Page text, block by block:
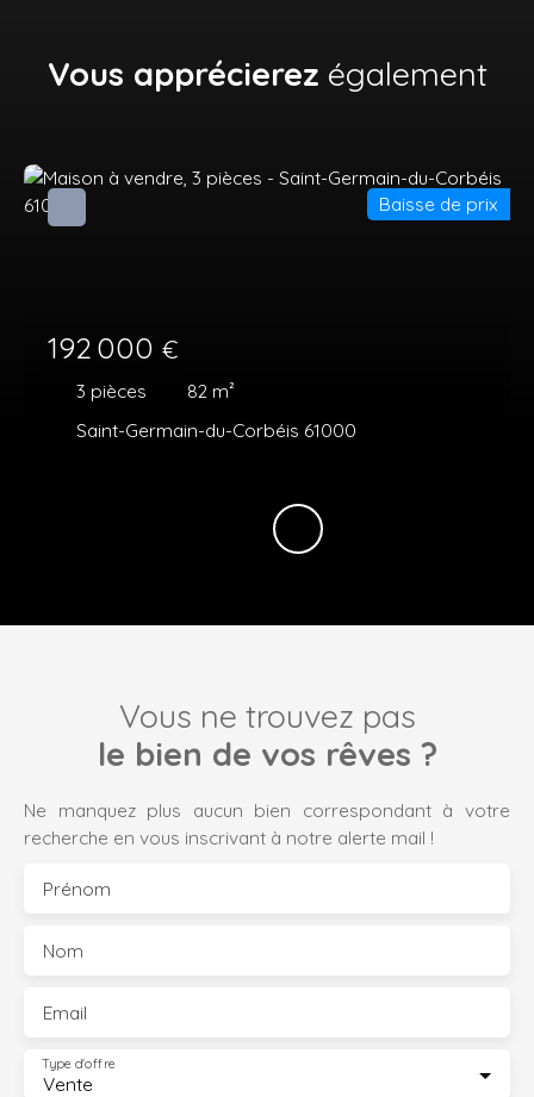
Vous apprécierez également
192 000 €
3 pièces 82 m²
Saint-Germain-du-Corbéis 61000
Baisse de prix
Vous ne trouvez pas
le bien de vos rêves ?
Ne manquez plus aucun bien correspondant à votre
recherche en vous inscrivant à notre alerte mail !
Prénom
Nom
Email
Vente
Type d'offre